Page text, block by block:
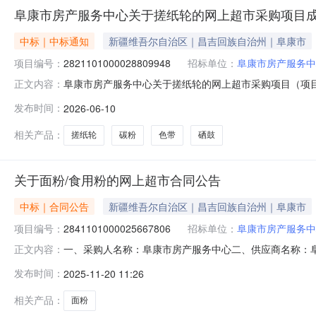
阜康市房产服务中心关于搓纸轮的网上超市采购项目
中标｜中标通知
新疆维吾尔自治区｜昌吉回族自治州｜阜康市
项目编号： 2821101000028809948 招标单位： 阜康市房产服务
正文内容： 阜康市房产服务中心关于搓纸轮的网上超市采购项目（
行政区划名称:新疆维吾尔自治区昌吉回族自治州阜康市
发布时间： 2026-06-10
相关产品：
搓纸轮 碳粉 色带 硒鼓
关于面粉/食用粉的网上超市合同公告
中标｜合同公告
新疆维吾尔自治区｜昌吉回族自治州｜阜康市
项目编号： 2841101000025667806 招标单位： 阜康市房产服务
正文内容： 一、采购人名称：阜康市房产服务中心二、供应商名称
粉25kg天山25KG/袋袋4.001004002福临门浓香压榨一
发布时间： 2025-11-20 11:26
相关产品：
面粉